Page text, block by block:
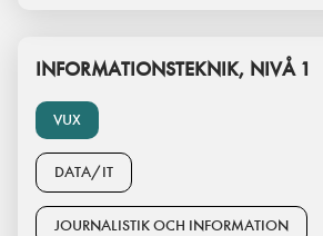
VUX
INFORMATIONSTEKNIK, NIVÅ 1
DATA/IT
JOURNALISTIK OCH INFORMATION